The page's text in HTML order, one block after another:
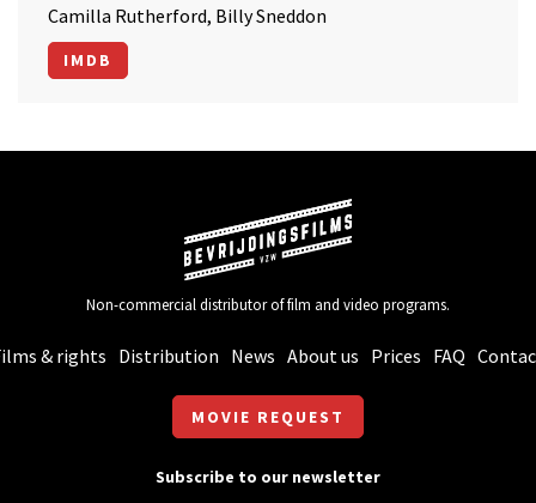
Camilla Rutherford, Billy Sneddon
IMDB
Non-commercial distributor of film and video programs.
& rights Distribution News About us Prices FAQ
MOVIE REQUEST
Subscribe to our newsletter